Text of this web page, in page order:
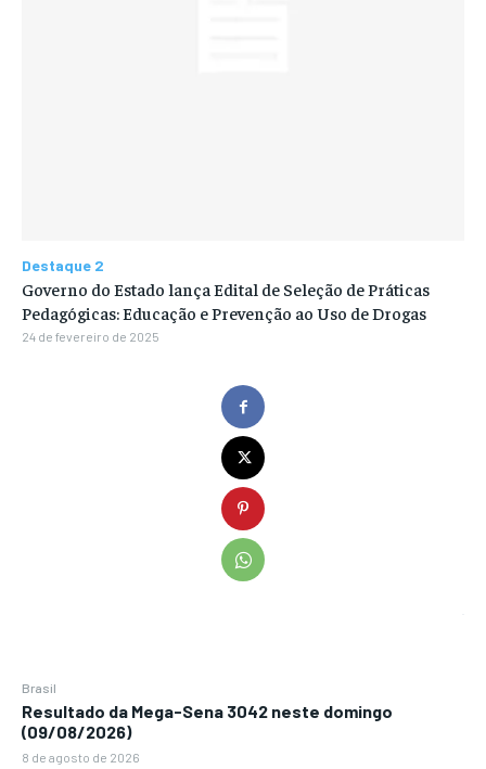
Brasil
Resultado da Mega-Sena 3042 neste domingo
(09/08/2026)
8 de agosto de 2026
Destaque 2
Governo do Estado lança Edital de Seleção de Práticas
Pedagógicas: Educação e Prevenção ao Uso de Drogas
24 de fevereiro de 2025